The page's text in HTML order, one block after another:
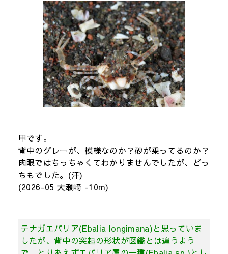
甲です。
背中のグレーが、模様なのか？砂が乗ってるのか？
肉眼ではちっちゃくてわかりませんでしたが、どっ
ちもでした。(汗)
(2026-05 大瀬崎 -10m)
テナガエバリア(Ebalia longimana)と思っていま
したが、背中の突起の形状が図鑑とは違うよう